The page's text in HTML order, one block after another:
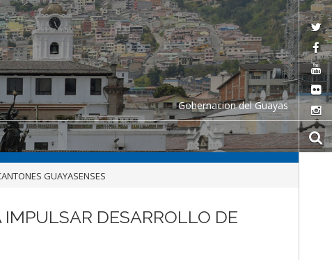
Gobernacion del Guayas
GUAYASENSES
DESARROLLO DE